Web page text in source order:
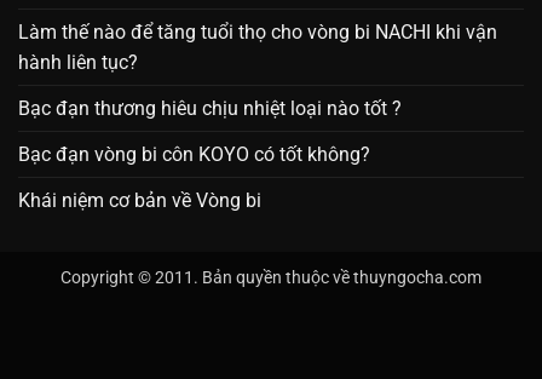
Làm thế nào để tăng tuổi thọ cho vòng bi NACHI khi vận
hành liên tục?
Bạc đạn thương hiêu chịu nhiệt loại nào tốt ?
Bạc đạn vòng bi côn KOYO có tốt không?
Khái niệm cơ bản về Vòng bi
Copyright © 2011. Bản quyền thuộc về thuyngocha.com